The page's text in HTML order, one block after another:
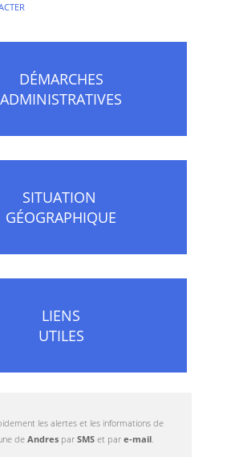
DÉMARCHES
ADMINISTRATIVES
SITUATION
GÉOGRAPHIQUE
LIENS
UTILES
les alertes et les informations de
de Andres par SMS et par e-mail.